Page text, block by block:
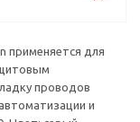
применяется для
проводов
и